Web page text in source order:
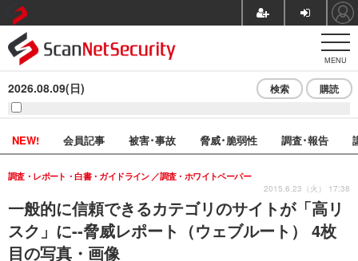
MENU
2026.08.09(日) 検索 購読
NEW! 会員記事 被害･事故 脅威･脆弱性 調査･報告
一般的に信頼できるカテゴリのサイトが「高リ
スク」に--脅威レポート（ウェブルート） 4枚
目の写真・画像
調査・レポート・白書・ガイドライン 調査・ホワイトペーパー
2015.6.23（火） 17:38